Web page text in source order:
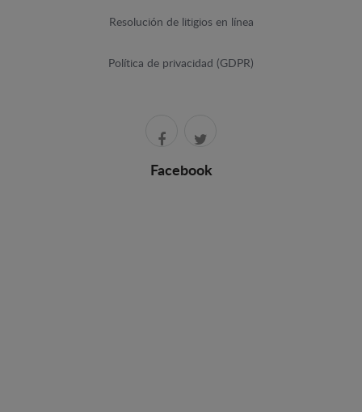
Resolución de litigios en línea
Política de privacidad (GDPR)
Facebook